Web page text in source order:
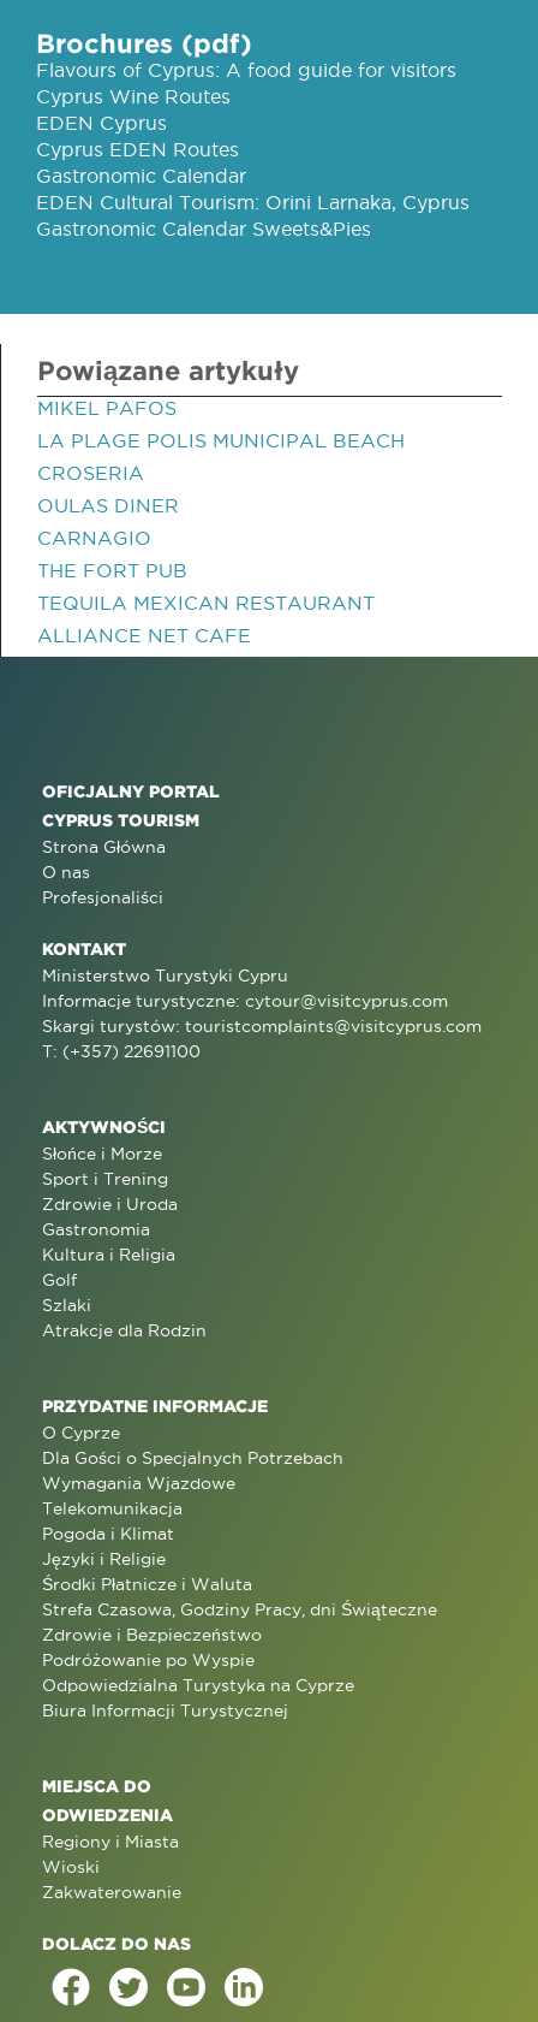
Brochures (pdf)
Flavours of Cyprus: A food guide for visitors
Cyprus Wine Routes
EDEN Cyprus
Cyprus EDEN Routes
Gastronomic Calendar
EDEN Cultural Tourism: Orini Larnaka, Cyprus
Gastronomic Calendar Sweets&Pies
Powiązane artykuły
MIKEL PAFOS
LA PLAGE POLIS MUNICIPAL BEACH
CROSERIA
OULAS DINER
CARNAGIO
THE FORT PUB
TEQUILA MEXICAN RESTAURANT
ALLIANCE NET CAFE
OFICJALNY PORTAL
CYPRUS TOURISM
Strona Główna
O nas
Profesjonaliści
KONTAKT
Ministerstwo Turystyki Cypru
Informacje turystyczne: cytour@visitcyprus.com
Skargi turystów: touristcomplaints@visitcyprus.com
T: (+357) 22691100
AKTYWNOŚCI
Słońce i Morze
Sport i Trening
Zdrowie i Uroda
Gastronomia
Kultura i Religia
Golf
Szlaki
Atrakcje dla Rodzin
PRZYDATNE INFORMACJE
O Cyprze
Dla Gości o Specjalnych Potrzebach
Wymagania Wjazdowe
Telekomunikacja
Pogoda i Klimat
Języki i Religie
Środki Płatnicze i Waluta
Strefa Czasowa, Godziny Pracy, dni Świąteczne
Zdrowie i Bezpieczeństwo
Podróżowanie po Wyspie
Odpowiedzialna Turystyka na Cyprze
Biura Informacji Turystycznej
MIEJSCA DO
ODWIEDZENIA
Regiony i Miasta
Wioski
Zakwaterowanie
DOLACZ DO NAS